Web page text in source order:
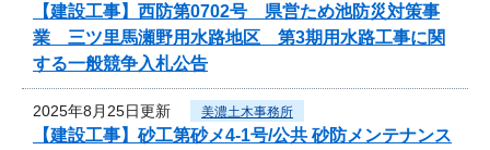
【建設工事】西防第0702号 県営ため池防災対策事
業 三ツ里馬瀬野用水路地区 第3期用水路工事に関
する一般競争入札公告
2025年8月25日更新 美濃土木事務所
【建設工事】砂工第砂メ4-1号/公共 砂防メンテナンス